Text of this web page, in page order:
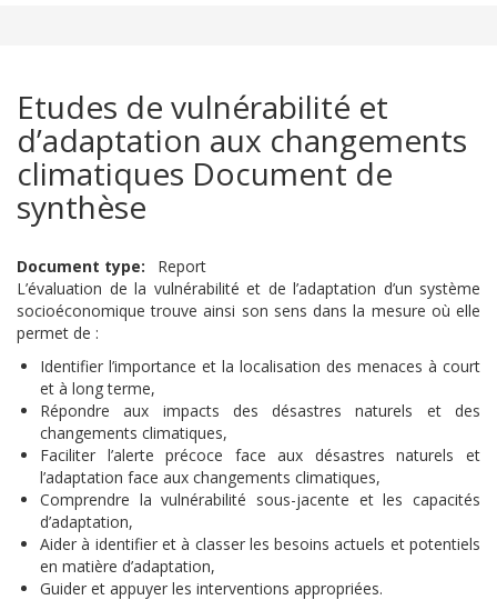
Etudes de vulnérabilité et
d’adaptation aux changements
climatiques Document de
synthèse
Document type
Report
L’évaluation de la vulnérabilité et de l’adaptation d’un système
socioéconomique trouve ainsi son sens dans la mesure où elle
permet de :
Identifier l’importance et la localisation des menaces à court
et à long terme,
Répondre aux impacts des désastres naturels et des
changements climatiques,
Faciliter l’alerte précoce face aux désastres naturels et
l’adaptation face aux changements climatiques,
Comprendre la vulnérabilité sous-jacente et les capacités
d’adaptation,
Aider à identifier et à classer les besoins actuels et potentiels
en matière d’adaptation,
Guider et appuyer les interventions appropriées.